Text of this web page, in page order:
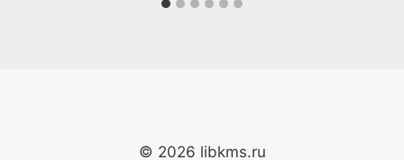
© 2026 libkms.ru